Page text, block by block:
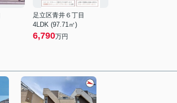
足立区青井６丁目
4LDK (97.71㎡)
6,790万円